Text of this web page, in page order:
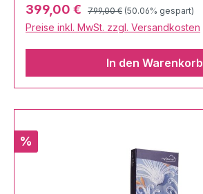
Verkaufspreis:
399,00 € Regulärer Preis:
799,00 € (50.06% gespart)
Preise inkl. MwSt. zzgl. Versandkosten
In den Warenkorb
Rabatt
%